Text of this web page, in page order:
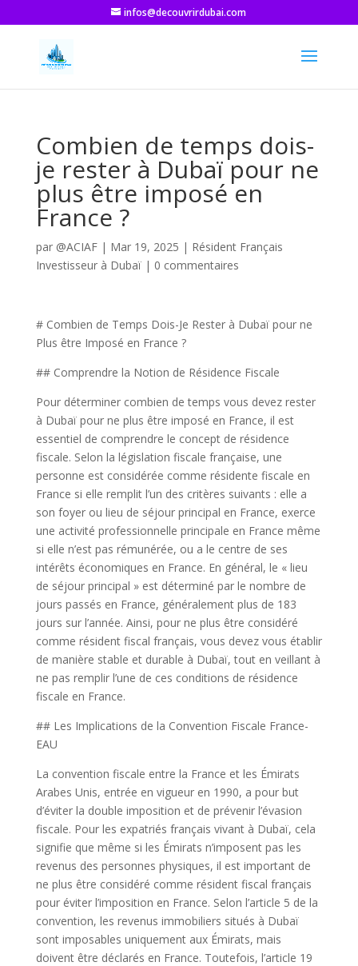
infos@decouvrirdubai.com
Combien de temps dois-
je rester à Dubaï pour ne
plus être imposé en
France ?
par @ACIAF| Mar 19, 2025 | Résident Français
Investisseur à Dubaï| 0 commentaires
# Combien de Temps Dois-Je Rester à Dubaï pour ne
Plus être Imposé en France ?
## Comprendre la Notion de Résidence Fiscale
Pour déterminer combien de temps vous devez rester
à Dubaï pour ne plus être imposé en France, il est
essentiel de comprendre le concept de résidence
fiscale. Selon la législation fiscale française, une
personne est considérée comme résidente fiscale en
France si elle remplit l’un des critères suivants : elle a
son foyer ou lieu de séjour principal en France, exerce
une activité professionnelle principale en France même
si elle n’est pas rémunérée, ou a le centre de ses
intérêts économiques en France. En général, le « lieu
de séjour principal » est déterminé par le nombre de
jours passés en France, généralement plus de 183
jours sur l’année. Ainsi, pour ne plus être considéré
comme résident fiscal français, vous devez vous établir
de manière stable et durable à Dubaï, tout en veillant à
ne pas remplir l’une de ces conditions de résidence
fiscale en France.
## Les Implications de la Convention Fiscale France-
EAU
La convention fiscale entre la France et les Émirats
Arabes Unis, entrée en vigueur en 1990, a pour but
d’éviter la double imposition et de prévenir l’évasion
fiscale. Pour les expatriés français vivant à Dubaï, cela
signifie que même si les Émirats n’imposent pas les
revenus des personnes physiques, il est important de
ne plus être considéré comme résident fiscal français
pour éviter l’imposition en France. Selon l’article 5 de la
convention, les revenus immobiliers situés à Dubaï
sont imposables uniquement aux Émirats, mais
doivent être déclarés en France. Toutefois, l’article 19